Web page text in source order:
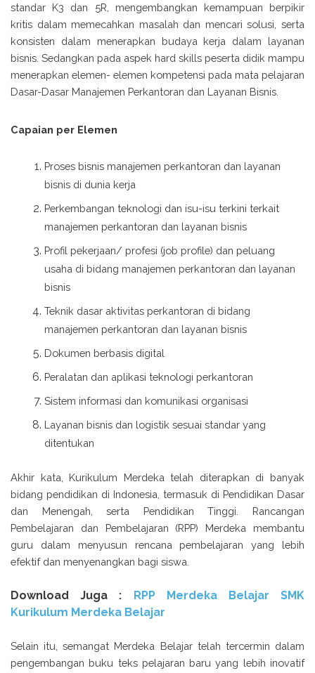
standar K3 dan 5R, mengembangkan kemampuan berpikir
kritis dalam memecahkan masalah dan mencari solusi, serta
konsisten dalam menerapkan budaya kerja dalam layanan
bisnis. Sedangkan pada aspek hard skills peserta didik mampu
menerapkan elemen- elemen kompetensi pada mata pelajaran
Dasar-Dasar Manajemen Perkantoran dan Layanan Bisnis.
Capaian per Elemen
Proses bisnis manajemen perkantoran dan layanan
bisnis di dunia kerja
Perkembangan teknologi dan isu-isu terkini terkait
manajemen perkantoran dan layanan bisnis
Profil pekerjaan/ profesi (job profile) dan peluang
usaha di bidang manajemen perkantoran dan layanan
bisnis
Teknik dasar aktivitas perkantoran di bidang
manajemen perkantoran dan layanan bisnis
Dokumen berbasis digital
Peralatan dan aplikasi teknologi perkantoran
Sistem informasi dan komunikasi organisasi
Layanan bisnis dan logistik sesuai standar yang
ditentukan
Akhir kata, Kurikulum Merdeka telah diterapkan di banyak
bidang pendidikan di Indonesia, termasuk di Pendidikan Dasar
dan Menengah, serta Pendidikan Tinggi. Rancangan
Pembelajaran dan Pembelajaran (RPP) Merdeka membantu
guru dalam menyusun rencana pembelajaran yang lebih
efektif dan menyenangkan bagi siswa.
Download Juga :
RPP Merdeka Belajar SMK
Kurikulum Merdeka Belajar
Selain itu, semangat Merdeka Belajar telah tercermin dalam
pengembangan buku teks pelajaran baru yang lebih inovatif